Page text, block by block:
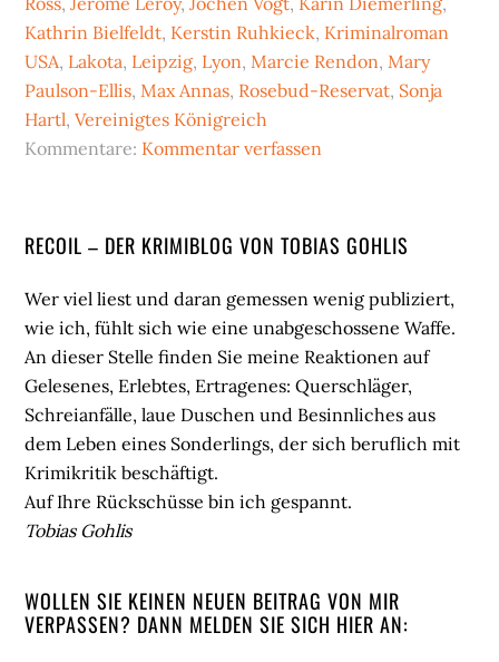
Kathrin Bielfeldt, Kerstin Ruhkieck, Kriminalroman
USA, Lakota, Leipzig, Lyon,Marcie Rendon,Mary
Paulson-Ellis,Max Annas, Rosebud-Reservat, Sonja
Hartl,Vereinigtes Königreich
Kommentare: Kommentar verfassen
Seitenspalte
RECOIL – DER KRIMIBLOG VON TOBIAS GOHLIS
Wer viel liest und daran gemessen wenig publiziert,
wie ich, fühlt sich wie eine unabgeschossene Waffe.
An dieser Stelle finden Sie meine Reaktionen auf
Gelesenes, Erlebtes, Ertragenes: Querschläger,
Schreianfälle, laue Duschen und Besinnliches aus
dem Leben eines Sonderlings, der sich beruflich mit
Krimikritik beschäftigt.
Auf Ihre Rückschüsse bin ich gespannt.
Tobias Gohlis
WOLLEN SIE KEINEN NEUEN BEITRAG VON MIR
VERPASSEN? DANN MELDEN SIE SICH HIER AN: